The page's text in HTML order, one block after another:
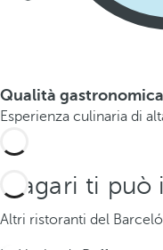
Qualità gastronomica
Esperienza culinaria di
Magari ti può
Altri ristoranti del